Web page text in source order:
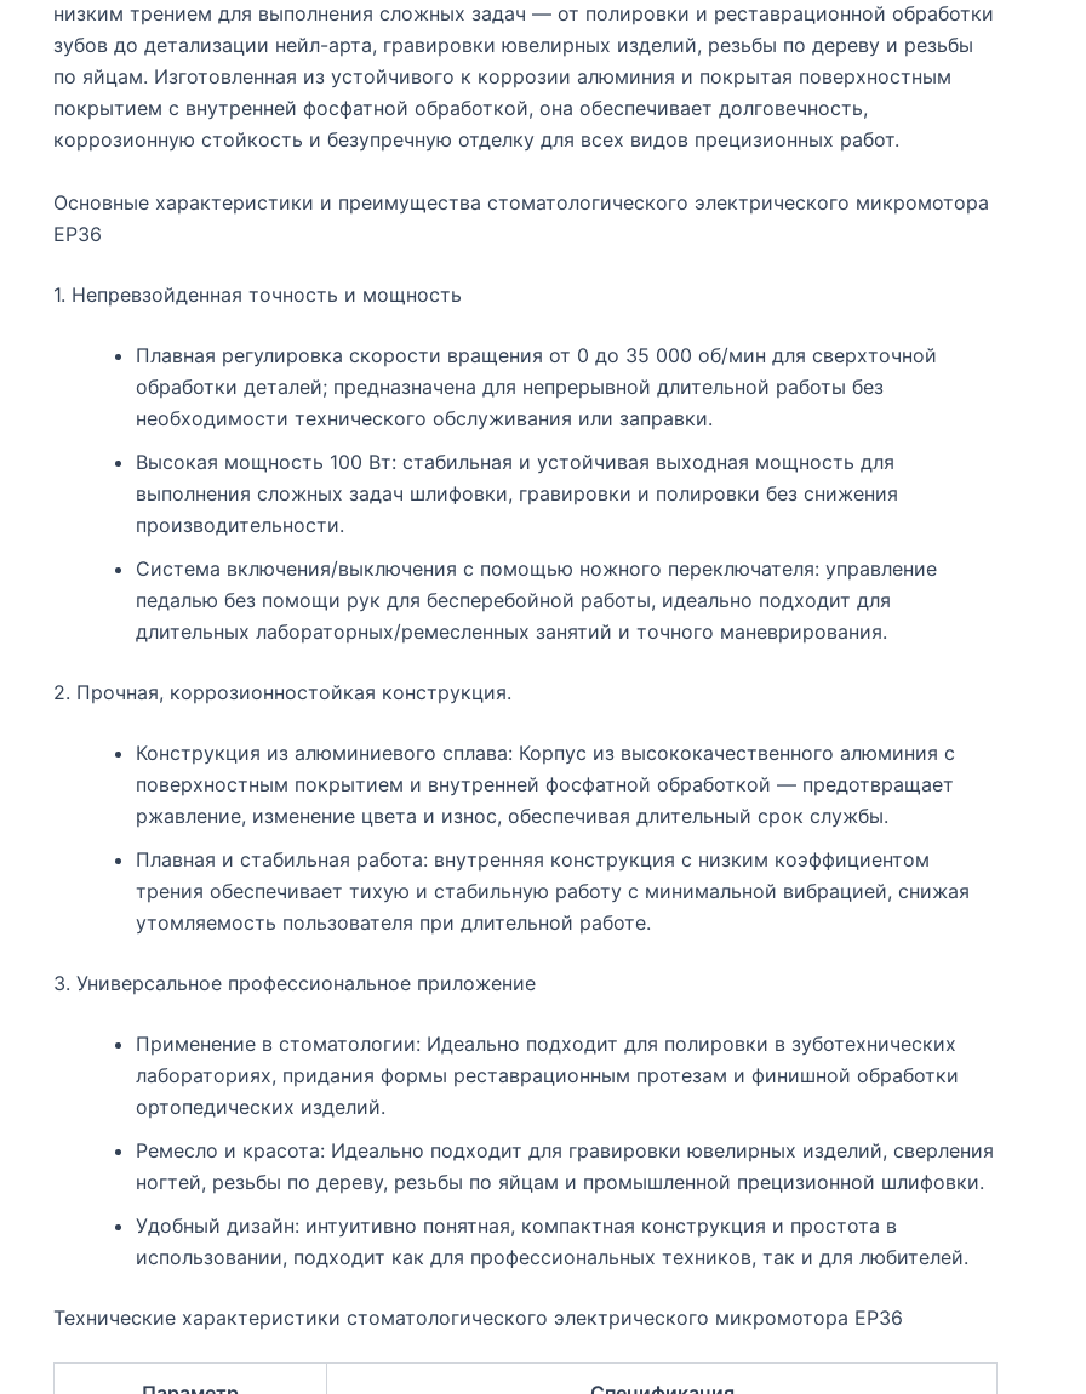
низким трением для выполнения сложных задач — от полировки и реставрационной обработки
зубов до детализации нейл-арта, гравировки ювелирных изделий, резьбы по дереву и резьбы
по яйцам. Изготовленная из устойчивого к коррозии алюминия и покрытая поверхностным
покрытием с внутренней фосфатной обработкой, она обеспечивает долговечность,
коррозионную стойкость и безупречную отделку для всех видов прецизионных работ.
Основные характеристики и преимущества стоматологического электрического микромотора
EP36
1. Непревзойденная точность и мощность
Плавная регулировка скорости вращения от 0 до 35 000 об/мин для сверхточной
обработки деталей; предназначена для непрерывной длительной работы без
необходимости технического обслуживания или заправки.
Высокая мощность 100 Вт: стабильная и устойчивая выходная мощность для
выполнения сложных задач шлифовки, гравировки и полировки без снижения
производительности.
Система включения/выключения с помощью ножного переключателя: управление
педалью без помощи рук для бесперебойной работы, идеально подходит для
длительных лабораторных/ремесленных занятий и точного маневрирования.
2. Прочная, коррозионностойкая конструкция.
Конструкция из алюминиевого сплава: Корпус из высококачественного алюминия с
поверхностным покрытием и внутренней фосфатной обработкой — предотвращает
ржавление, изменение цвета и износ, обеспечивая длительный срок службы.
Плавная и стабильная работа: внутренняя конструкция с низким коэффициентом
трения обеспечивает тихую и стабильную работу с минимальной вибрацией, снижая
утомляемость пользователя при длительной работе.
3. Универсальное профессиональное приложение
Применение в стоматологии: Идеально подходит для полировки в зуботехнических
лабораториях, придания формы реставрационным протезам и финишной обработки
ортопедических изделий.
Ремесло и красота: Идеально подходит для гравировки ювелирных изделий, сверления
ногтей, резьбы по дереву, резьбы по яйцам и промышленной прецизионной шлифовки.
Удобный дизайн: интуитивно понятная, компактная конструкция и простота в
использовании, подходит как для профессиональных техников, так и для любителей.
Технические характеристики стоматологического электрического микромотора EP36